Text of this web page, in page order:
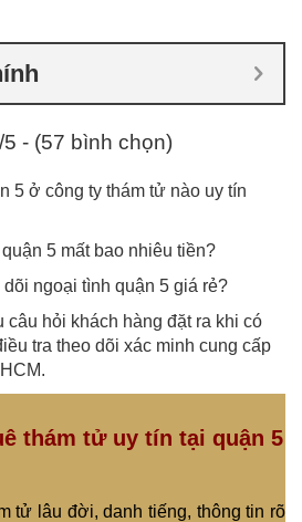
5 - (57 bình chọn)
5 ở công ty thám tử nào uy tín
5 mất bao nhiêu tiền?
ngoại tình quận 5 giá rẻ?
hỏi khách hàng đặt ra khi có
tra theo dõi xác minh cung cấp
thám tử uy tín tại quận 5
tử lâu đời, danh tiếng, thông tin rõ